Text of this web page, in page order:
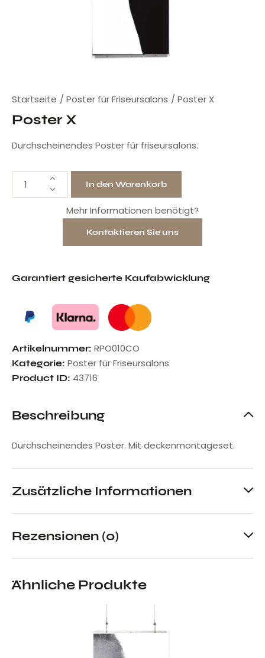
Startseite Poster für Friseursalons Poster X
Poster X
Durchscheinendes Poster für friseursalons.
In den Warenkorb
Mehr Informationen benötigt?
Kontaktieren Sie uns
Garantiert gesicherte Kaufabwicklung
Artikelnummer: RPO010CO
Kategorie: Poster für Friseursalons
Product ID: 43716
Beschreibung
Durchscheinendes Poster. Mit deckenmontageset.
Zusätzliche Informationen
Rezensionen (0)
Ähnliche Produkte